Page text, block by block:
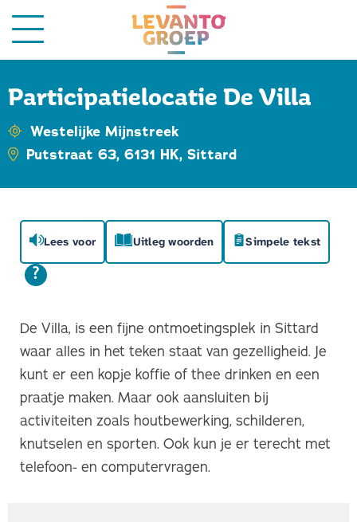
Participatielocatie De Villa
Westelijke Mijnstreek
Putstraat 63, 6131 HK, Sittard
Lees voor Uitleg woorden Simpele tekst
De Villa, is een fijne ontmoetingsplek in Sittard
waar alles in het teken staat van gezelligheid. Je
kunt er een kopje koffie of thee drinken en een
praatje maken. Maar ook aansluiten bij
activiteiten zoals houtbewerking, schilderen,
knutselen en sporten. Ook kun je er terecht met
telefoon- en computervragen.